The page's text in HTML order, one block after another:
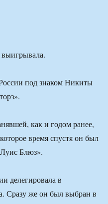
под знаком Никиты
как и годом ранее,
время спустя он был
Блюз».
делегировала в
Сразу же он был выбран в